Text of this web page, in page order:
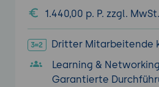
1.440,00 p. P. zzgl. MwSt.
Dritter Mitarbeitende
Learning &
Garantierte